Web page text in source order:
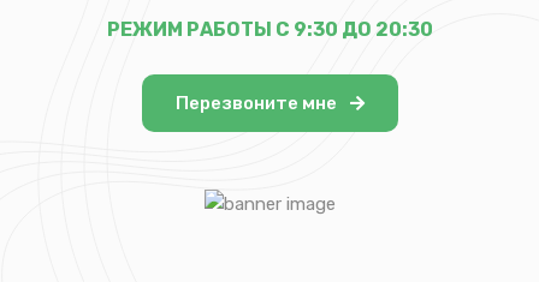
РЕЖИМ РАБОТЫ С 9:30 ДО 20:30
Перезвоните мне